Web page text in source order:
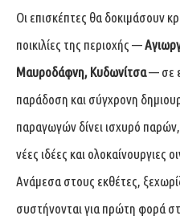
Οι επισκέπτες θα δοκιμάσουν
ποικιλίες της περιοχής —
Μαυροδάφνη, Κυδωνίτσα— σε
παράδοση και σύγχρονη
παραγωγών δίνει ισχυρό
νέες ιδέες και ολοκαίνουργιες
Ανάμεσα στους εκθέτες,
συστήνονται για πρώτη φορά